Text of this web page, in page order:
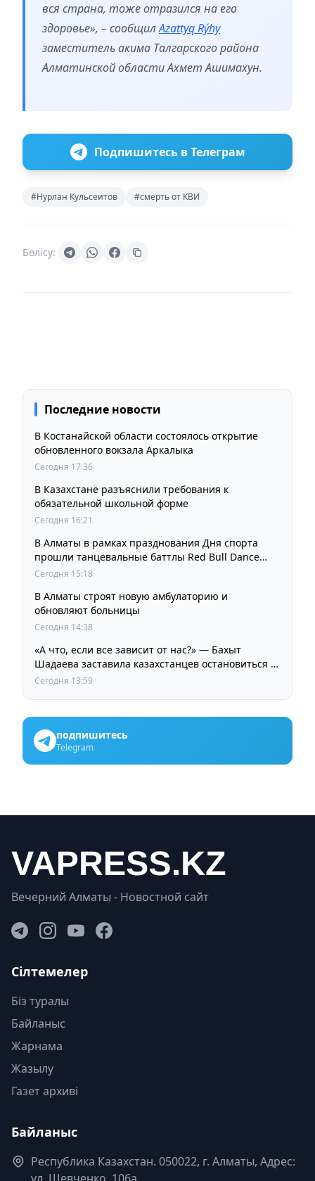
вся страна, тоже отразился на его
здоровье», – сообщилAzattyq Rýhy
заместитель акима Талгарского района
Алматинской области Ахмет Ашимахун.
Подпишитесь в Телеграм
#Нурлан Кульсеитов #смерть от КВИ
Бөлісу:
Последние новости
В Костанайской области состоялось открытие
обновленного вокзала Аркалыка
Сегодня 17:36
В Казахстане разъяснили требования к
обязательной школьной форме
Сегодня 16:21
В Алматы в рамках празднования Дня спорта
прошли танцевальные баттлы Red Bull Dance
Your Style
Сегодня 15:18
В Алматы строят новую амбулаторию и
обновляют больницы
Сегодня 14:38
«А что, если все зависит от нас?» — Бахыт
Шадаева заставила казахстанцев остановиться и
задуматься
Сегодня 13:59
подпишитесь
Telegram
Вечерний Алматы - Новостной сайт
Сілтемелер
Біз туралы
Байланыс
Жарнама
Жазылу
Газет архиві
Байланыс
Республика Казахстан. 050022, г. Алматы, Адрес: